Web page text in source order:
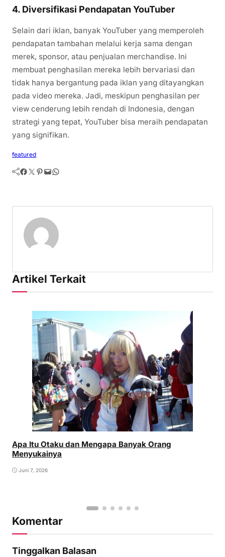
4. Diversifikasi Pendapatan YouTuber
Selain dari iklan, banyak YouTuber yang memperoleh
pendapatan tambahan melalui kerja sama dengan
merek, sponsor, atau penjualan merchandise. Ini
membuat penghasilan mereka lebih bervariasi dan
tidak hanya bergantung pada iklan yang ditayangkan
pada video mereka. Jadi, meskipun penghasilan per
view cenderung lebih rendah di Indonesia, dengan
strategi yang tepat, YouTuber bisa meraih pendapatan
yang signifikan.
featured
Facebook Twitter Pinterest Mail WhatsApp
Artikel Terkait
Apa Itu Otaku dan Mengapa Banyak Orang
Menyukainya
Juni 7, 2026
Komentar
Tinggalkan Balasan